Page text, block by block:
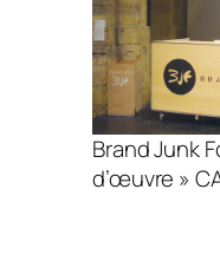
Brand Junk
d’œuvre »